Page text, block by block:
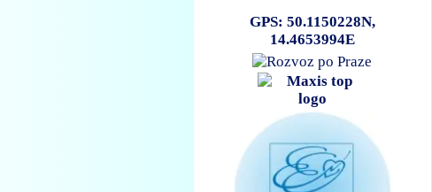
GPS: 50.1150228N,
14.4653994E